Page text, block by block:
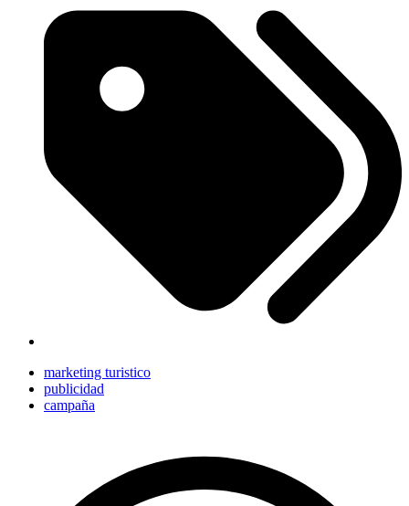
marketing turistico
publicidad
campaña